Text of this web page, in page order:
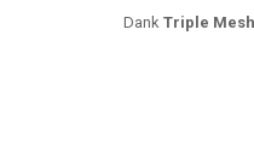
Dank Triple Mesh